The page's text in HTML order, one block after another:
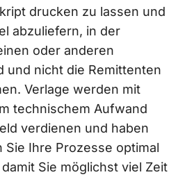
drucken zu lassen und
abzuliefern, in der
oder anderen
und nicht die Remittenten
Verlage werden mit
technischem Aufwand
verdienen und haben
Sie Ihre Prozesse optimal
Sie möglichst viel Zeit